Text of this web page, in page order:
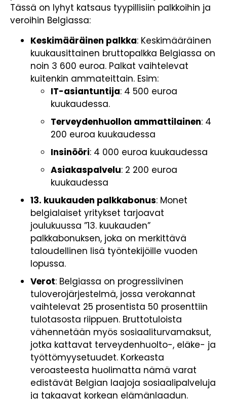
Tässä on lyhyt katsaus tyypillisiin palkkoihin ja
veroihin Belgiassa:
Keskimääräinen palkka: Keskimääräinen
kuukausittainen bruttopalkka Belgiassa on
noin 3 600 euroa. Palkat vaihtelevat
kuitenkin ammateittain. Esim:
IT-asiantuntija: 4 500 euroa
kuukaudessa.
Terveydenhuollon ammattilainen: 4
200 euroa kuukaudessa
Insinööri: 4 000 euroa kuukaudessa
Asiakaspalvelu: 2 200 euroa
kuukaudessa
13. kuukauden palkkabonus: Monet
belgialaiset yritykset tarjoavat
joulukuussa ”13. kuukauden”
palkkabonuksen, joka on merkittävä
taloudellinen lisä työntekijöille vuoden
lopussa.
Verot: Belgiassa on progressiivinen
tuloverojärjestelmä, jossa verokannat
vaihtelevat 25 prosentista 50 prosenttiin
tulotasosta riippuen. Bruttotuloista
vähennetään myös sosiaaliturvamaksut,
jotka kattavat terveydenhuolto-, eläke- ja
työttömyysetuudet. Korkeasta
veroasteesta huolimatta nämä varat
edistävät Belgian laajoja sosiaalipalveluja
ja takaavat korkean elämänlaadun.